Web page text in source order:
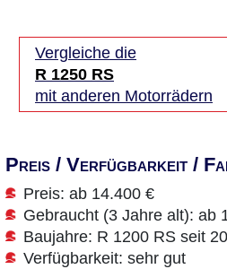
Vergleiche die
R 1250 RS
mit anderen Motorrädern
Preis / Verfügbarkeit /
Preis: ab 14.400 €
Gebraucht (3 Jahre alt): ab
Baujahre: R 1200 RS seit
Verfügbarkeit: sehr gut